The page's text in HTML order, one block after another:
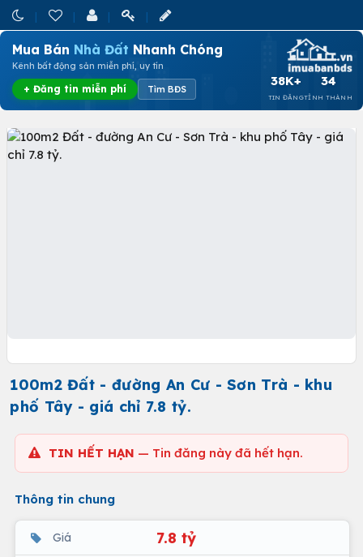
Mua Bán Nhà Đất Nhanh Chóng
Kênh bất động sản miễn phí, uy tín
+ Đăng tin miễn phí Tìm BĐS
38K+
TIN ĐĂNG
34
TỈNH THÀNH
100m2 Đất - đường An Cư - Sơn Trà - khu
phố Tây - giá chỉ 7.8 tỷ.
TIN HẾT HẠN — Tin đăng này đã hết hạn.
Thông tin chung
Giá 7.8 tỷ